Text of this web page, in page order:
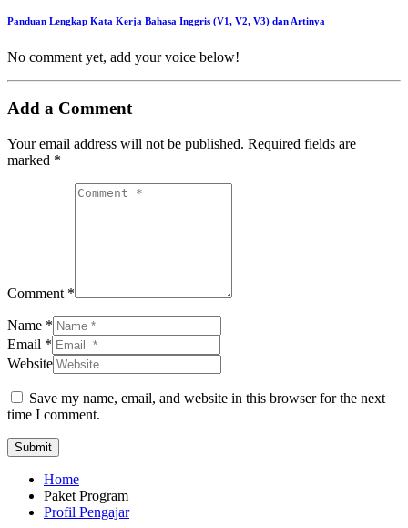
Panduan Lengkap Kata Kerja Bahasa Inggris (V1, V2, V3) dan Artinya
No comment yet, add your voice below!
Add a Comment
Your email address will not be published. Required fields are
marked *
Comment *
Name *
Email *
Website
Save my name, email, and website in this browser for the next
time I comment.
Submit
Home
Paket Program
Profil Pengajar